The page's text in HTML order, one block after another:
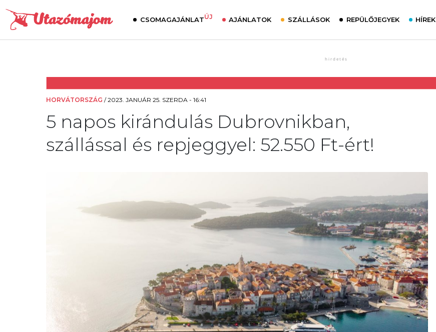
CSOMAGAJÁNLATÚJ AJÁNLATOK SZÁLLÁSOK REPÜLŐJEGYEK HÍREK
HORVÁTORSZÁG /2023. JANUÁR 25. SZERDA - 16:41
5 napos kirándulás Dubrovnikban,
szállással és repjeggyel: 52.550 Ft-ért!